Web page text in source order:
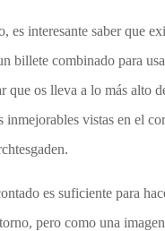
es interesante saber que
billete combinado para
que os lleva a lo más alto
inmejorables vistas en el
es suficiente para
pero como una